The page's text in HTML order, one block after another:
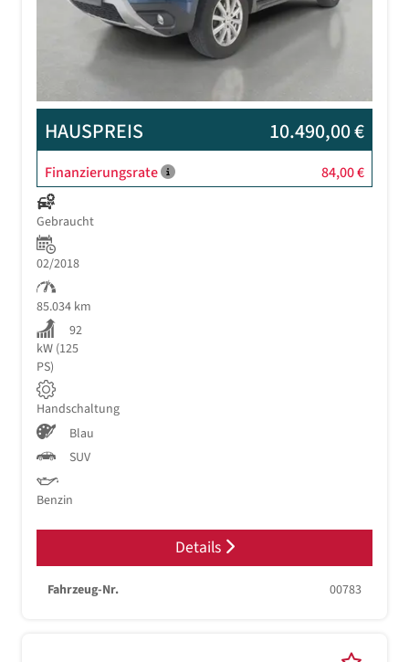
HAUSPREIS 10.490,00 €
Finanzierungsrate 84,00 €
Gebraucht
02/2018
85.034 km
92
kW (125
PS)
Handschaltung
Blau
SUV
Benzin
Details
Fahrzeug-Nr. 00783